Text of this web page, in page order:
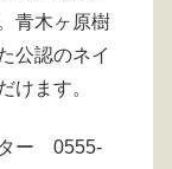
青木ヶ原樹
公認のネイ
けます。
ター 0555-